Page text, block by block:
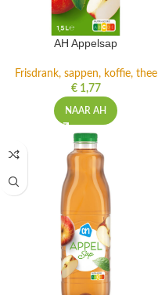
AH Appelsap
Frisdrank, sappen, koffie, thee
€1,77
NAAR AH